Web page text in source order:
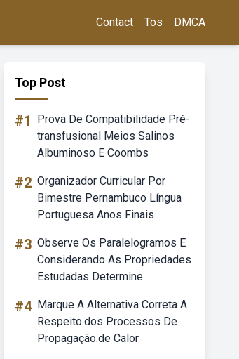
Contact Tos DMCA
Top Post
#1
Prova De Compatibilidade Pré-
transfusional Meios Salinos
Albuminoso E Coombs
#2 Organizador Curricular Por
Bimestre Pernambuco Língua
Portuguesa Anos Finais
#3 Observe Os Paralelogramos E
Considerando As Propriedades
Estudadas Determine
#4 Marque A Alternativa Correta A
Respeito.dos Processos De
Propagação.de Calor